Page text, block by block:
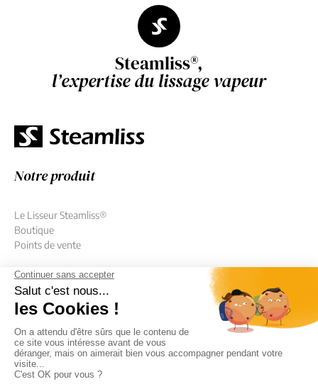
Steamliss®,
l’expertise du lissage vapeur
Notre produit
Le Lisseur Steamliss®
Boutique
Points de vente
Découvrir Steamliss®
Cas clients
Nos conseils